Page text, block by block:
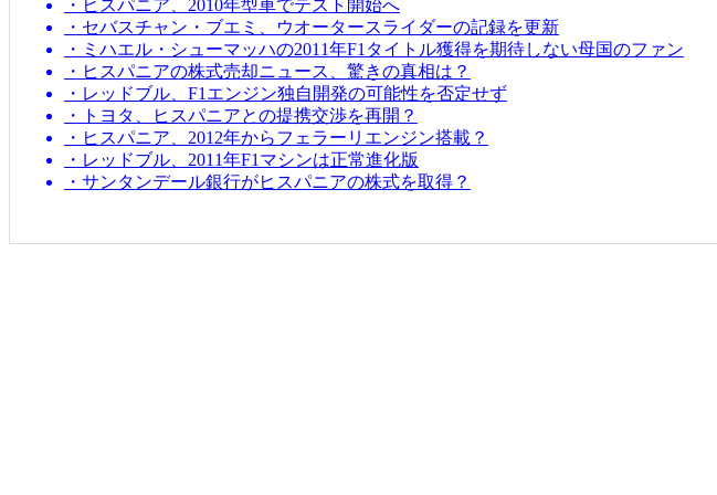
・ヒスパニア、2010年型車でテスト開始へ
・セバスチャン・ブエミ、ウオータースライダーの記録を更新
・ミハエル・シューマッハの2011年F1タイトル獲得を期待しない母国のファン
・ヒスパニアの株式売却ニュース、驚きの真相は？
・レッドブル、F1エンジン独自開発の可能性を否定せず
・トヨタ、ヒスパニアとの提携交渉を再開？
・ヒスパニア、2012年からフェラーリエンジン搭載？
・レッドブル、2011年F1マシンは正常進化版
・サンタンデール銀行がヒスパニアの株式を取得？